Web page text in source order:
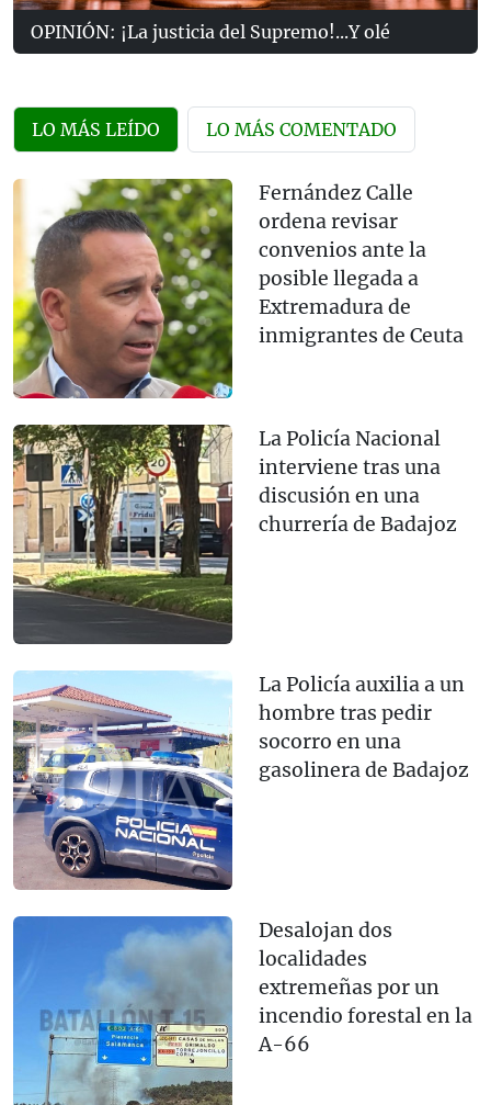
OPINIÓN: ¡La justicia del Supremo!...Y olé
LO MÁS LEÍDO LO MÁS COMENTADO
Fernández Calle
ordena revisar
convenios ante la
posible llegada a
Extremadura de
inmigrantes de Ceuta
La Policía Nacional
interviene tras una
discusión en una
churrería de Badajoz
La Policía auxilia a un
hombre tras pedir
socorro en una
gasolinera de Badajoz
Desalojan dos
localidades
extremeñas por un
incendio forestal en la
A-66